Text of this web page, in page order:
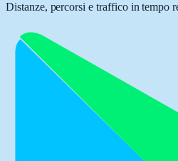
Distanze, percorsi e traffico in tempo